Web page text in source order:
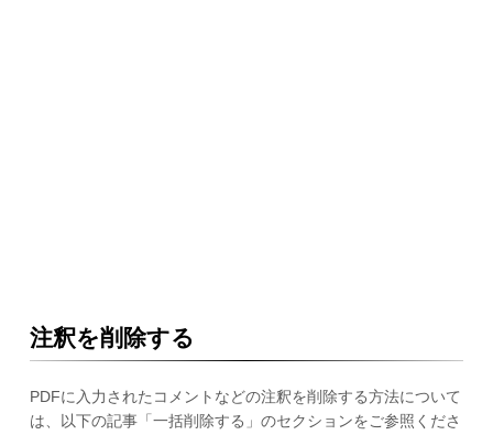
注釈を削除する
PDFに入力されたコメントなどの注釈を削除する方法について
は、以下の記事「一括削除する」のセクションをご参照くださ